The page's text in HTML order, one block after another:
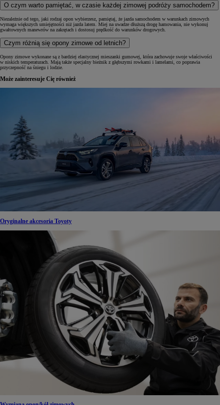
O czym warto pamiętać, w czasie każdej zimowej podróży samochodem?
Niezależnie od tego, jaki rodzaj opon wybierzesz, pamiętaj, że jazda samochodem w warunkach zimowych
wymaga większych umiejętności niż jazda latem. Miej na uwadze dłuższą drogę hamowania, nie wykonuj
gwałtownych manewrów na zakrętach i dostosuj prędkość do warunków drogowych.
Czym różnią się opony zimowe od letnich?
Opony zimowe wykonane są z bardziej elastycznej mieszanki gumowej, która zachowuje swoje właściwości
w niskich temperaturach. Mają także specjalny bieżnik z głębszymi rowkami i lamelami, co poprawia
przyczepność na śniegu i lodzie.
Może zainteresuje Cię również
Oryginalne akcesoria Toyoty